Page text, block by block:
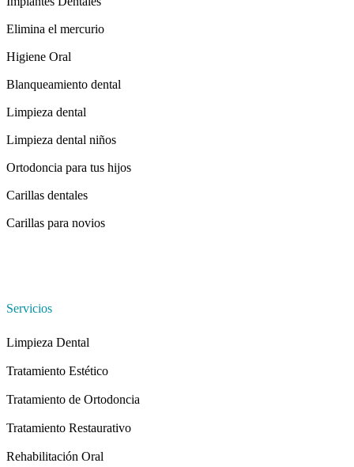
Elimina el mercurio
Higiene Oral
Blanqueamiento dental
Limpieza dental
Limpieza dental niños
Ortodoncia para tus hijos
Carillas dentales
Carillas para novios
Servicios
Limpieza Dental
Tratamiento Estético
Tratamiento de Ortodoncia
Tratamiento Restaurativo
Rehabilitación Oral